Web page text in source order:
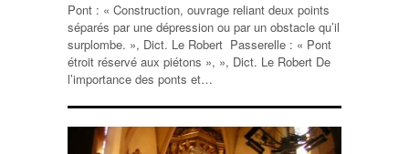
Pont : « Construction, ouvrage reliant deux points
séparés par une dépression ou par un obstacle qu’il
surplombe. », Dict. Le Robert Passerelle : « Pont
étroit réservé aux piétons », », Dict. Le Robert De
l’importance des ponts et…